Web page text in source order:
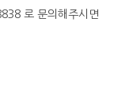
로 문의해주시면